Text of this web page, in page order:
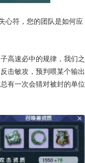
心符，您的团队是如何应
高速必中的规律，我们之
击敏攻，预判喂某个输出
有一次会猜对被封的单位